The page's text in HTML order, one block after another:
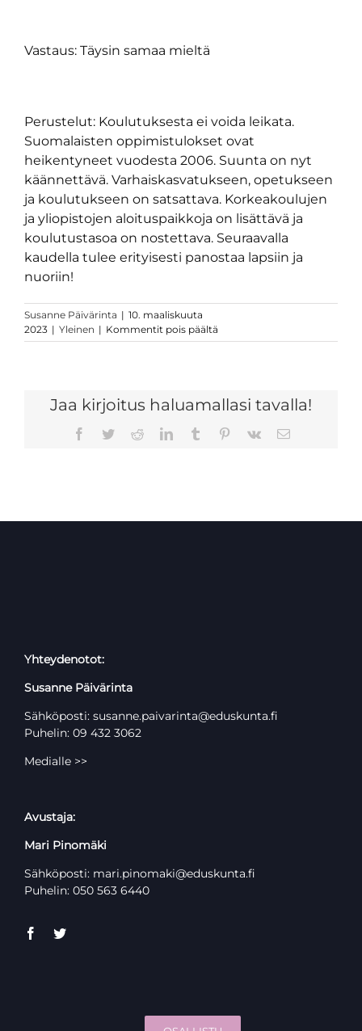
Vastaus: Täysin samaa mieltä
Perustelut: Koulutuksesta ei voida leikata.
Suomalaisten oppimistulokset ovat
heikentyneet vuodesta 2006. Suunta on nyt
käännettävä. Varhaiskasvatukseen, opetukseen
ja koulutukseen on satsattava. Korkeakoulujen
ja yliopistojen aloituspaikkoja on lisättävä ja
koulutustasoa on nostettava. Seuraavalla
kaudella tulee erityisesti panostaa lapsiin ja
nuoriin!
Susanne Päivärinta | 10. maaliskuuta
2023 | Yleinen | Kommentit pois päältä
Duunitori
Päivärinta
Jaa kirjoitus haluamallasi tavalla!
Facebook
TwitterRedditLinkedInTumblr Pinterest
Vk Sähköposti
Yhteydenotot:
Susanne Päivärinta
Sähköposti: susanne.paivarinta@eduskunta.fi
Puhelin: 09 432 3062
Medialle >>
Avustaja:
Mari Pinomäki
Sähköposti: mari.pinomaki@eduskunta.fi
Puhelin: 050 563 6440